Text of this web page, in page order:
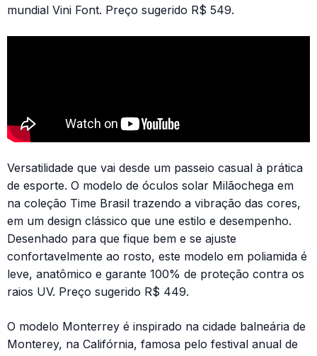
mundial Vini Font. Preço sugerido R$ 549.
Versatilidade que vai desde um passeio casual à prática
de esporte. O modelo de óculos solar Milãochega em
na coleção Time Brasil trazendo a vibração das cores,
em um design clássico que une estilo e desempenho.
Desenhado para que fique bem e se ajuste
confortavelmente ao rosto, este modelo em poliamida é
leve, anatômico e garante 100% de proteção contra os
raios UV. Preço sugerido R$ 449.
O modelo Monterrey é inspirado na cidade balneária de
Monterey, na Califórnia, famosa pelo festival anual de